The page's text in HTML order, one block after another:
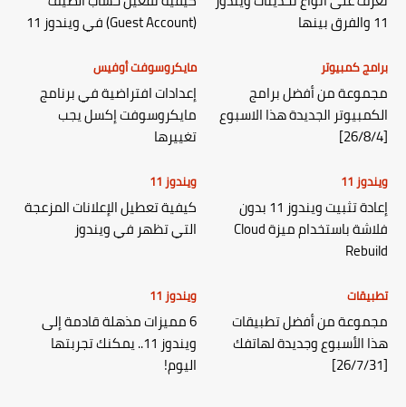
11 والفرق بينها
(Guest Account) في ويندوز 11
برامج كمبيوتر
مجموعة من أفضل برامج
الكمبيوتر الجديدة هذا الاسبوع
[26/8/4]
مايكروسوفت أوفيس
إعدادات افتراضية في برنامج
مايكروسوفت إكسل يجب
تغييرها
ويندوز 11
إعادة تثبيت ويندوز 11 بدون
فلاشة باستخدام ميزة Cloud
Rebuild
ويندوز 11
كيفية تعطيل الإعلانات المزعجة
التي تظهر في ويندوز
تطبيقات
مجموعة من أفضل تطبيقات
هذا الأسبوع وجديدة لهاتفك
[26/7/31]
ويندوز 11
6 مميزات مذهلة قادمة إلى
ويندوز 11.. يمكنك تجربتها
اليوم!